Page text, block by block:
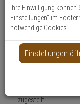
SucheProduktmerkmale
Weitere
zugestellt!
Ihre Einwilligung können
Einstellungen“ im
notwendige Cookies.
Einstellungen